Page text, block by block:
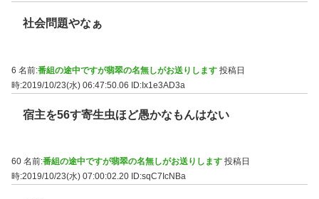
社会問題やなぁ
6 名前:番組の途中ですが翡翠の名無しがお送りします 投稿日
時:2019/10/23(水) 06:47:50.06 ID:Ix1e3AD3a
宿主を56す寄生虫ほど愚かなもんはない
60 名前:番組の途中ですが翡翠の名無しがお送りします 投稿日
時:2019/10/23(水) 07:00:02.20 ID:sqC7IcNBa